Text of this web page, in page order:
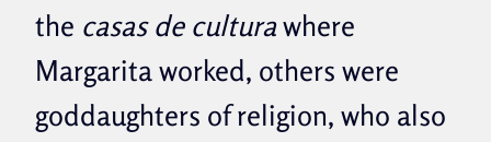
the casas de culturawhere
Margarita worked, others were
goddaughters of religion, who also